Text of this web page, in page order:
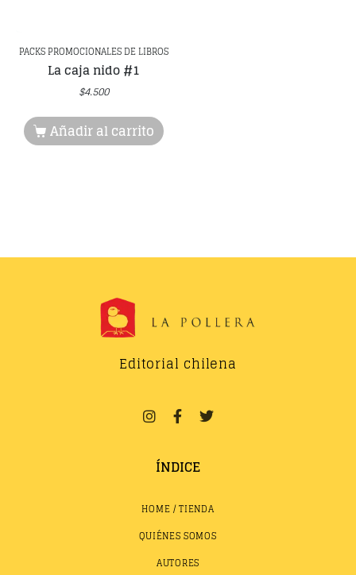
PACKS PROMOCIONALES DE LIBROS
La caja nido #1
$4.500
Añadir al carrito
Editorial chilena
ÍNDICE
HOME / TIENDA
QUIÉNES SOMOS
AUTORES